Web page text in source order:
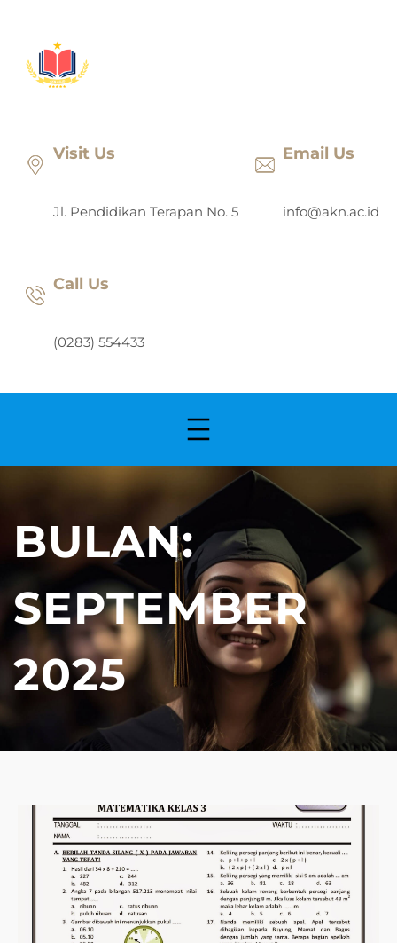
konten
Visit Us
Jl. Pendidikan Terapan No. 5
Email Us
info@akn.ac.id
Call Us
(0283) 554433
BULAN:
SEPTEMBER
2025